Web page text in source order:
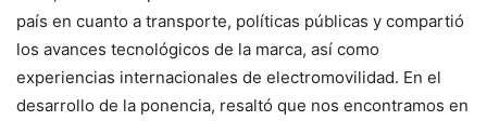
país en cuanto a transporte, políticas públicas y compartió
los avances tecnológicos de la marca, así como
experiencias internacionales de electromovilidad. En el
desarrollo de la ponencia, resaltó que nos encontramos en